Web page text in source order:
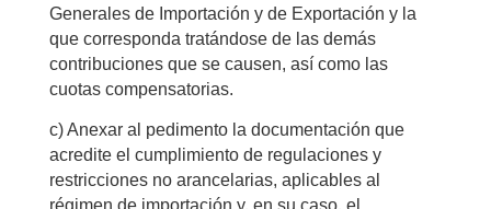
Generales de Importación y de Exportación y la
que corresponda tratándose de las demás
contribuciones que se causen, así como las
cuotas compensatorias.
c) Anexar al pedimento la documentación que
acredite el cumplimiento de regulaciones y
restricciones no arancelarias, aplicables al
régimen de importación y, en su caso, el